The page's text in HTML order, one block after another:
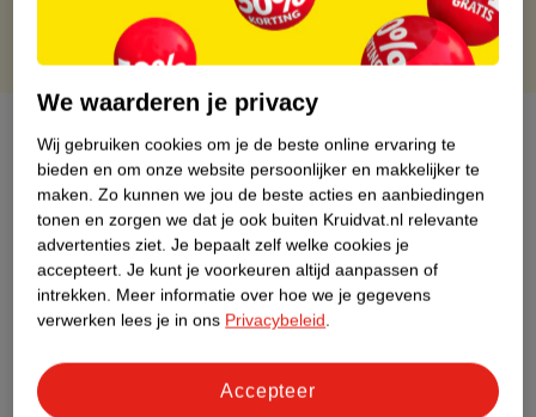
Over dit product
Productinformatie
Etiketinformatie
Nature Impact Score
Dit product heeft (nog) geen Nature
Impact Score.
We waarderen je privacy
Wij gebruiken cookies om je de beste online ervaring te
bieden en om onze website persoonlijker en makkelijker te
maken. Zo kunnen we jou de beste acties en aanbiedingen
tonen en zorgen we dat je ook buiten Kruidvat.nl relevante
advertenties ziet. Je bepaalt zelf welke cookies je
accepteert. Je kunt je voorkeuren altijd aanpassen of
intrekken. Meer informatie over hoe we je gegevens
verwerken lees je in ons Privacybeleid.
Accepteer